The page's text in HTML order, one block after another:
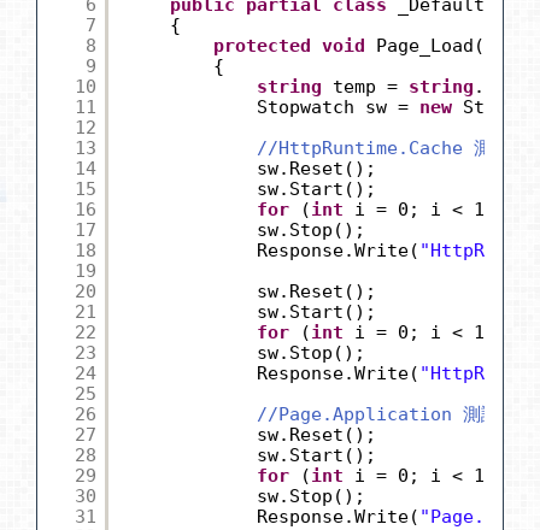
6
7
8
9
10
11
12
13
14
15
16
17
18
19
20
21
22
23
24
25
26
27
28
29
30
31
public partial class
_Default :
{
protected void Page_Load(
{
string
temp = string
Stopwatch sw = new
//HttpRuntime.Cache 測試
sw.Reset();
sw.Start();
for
(int
i = 0; i <
sw.Stop();
Response.Write(
sw.Reset();
sw.Start();
for
(int
i = 0; i <
sw.Stop();
Response.Write(
//Page.Application 測試
sw.Reset();
sw.Start();
for
(int
i = 0; i <
sw.Stop();
Response.Write(